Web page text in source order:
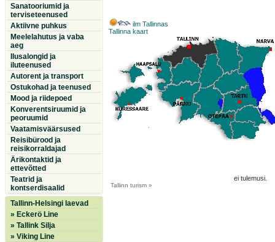
Sanatooriumid ja
terviseteenused
Aktiivne puhkus
Meelelahutus ja vaba
aeg
Ilusalongid ja
iluteenused
Autorent ja transport
Ostukohad ja teenused
Mood ja riidepoed
Konverentsiruumid ja
peoruumid
Vaatamisväärsused
Reisibürood ja
reisikorraldajad
Ärikontaktid ja
ettevõtted
Teatrid ja
kontserdisaalid
Tallinn-Helsingi laevad
» Eckerö Line
» Tallink Silja
» Viking Line
ilm Tallinnas
Tallinna kaart
ei tulemusi.
Tallinn turism »